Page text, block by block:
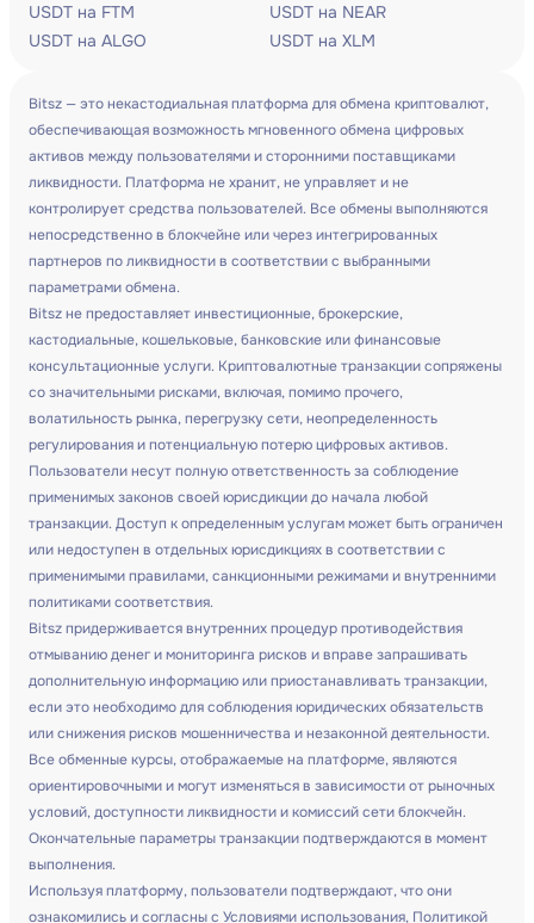
USDT на FTM
USDT на NEAR
USDT на ALGO
USDT на XLM
Bitsz — это некастодиальная платформа для обмена криптовалют,
обеспечивающая возможность мгновенного обмена цифровых
активов между пользователями и сторонними поставщиками
ликвидности. Платформа не хранит, не управляет и не
контролирует средства пользователей. Все обмены выполняются
непосредственно в блокчейне или через интегрированных
партнеров по ликвидности в соответствии с выбранными
параметрами обмена.
Bitsz не предоставляет инвестиционные, брокерские,
кастодиальные, кошельковые, банковские или финансовые
консультационные услуги. Криптовалютные транзакции сопряжены
со значительными рисками, включая, помимо прочего,
волатильность рынка, перегрузку сети, неопределенность
регулирования и потенциальную потерю цифровых активов.
Пользователи несут полную ответственность за соблюдение
применимых законов своей юрисдикции до начала любой
транзакции. Доступ к определенным услугам может быть ограничен
или недоступен в отдельных юрисдикциях в соответствии с
применимыми правилами, санкционными режимами и внутренними
политиками соответствия.
Bitsz придерживается внутренних процедур противодействия
отмыванию денег и мониторинга рисков и вправе запрашивать
дополнительную информацию или приостанавливать транзакции,
если это необходимо для соблюдения юридических обязательств
или снижения рисков мошенничества и незаконной деятельности.
Все обменные курсы, отображаемые на платформе, являются
ориентировочными и могут изменяться в зависимости от рыночных
условий, доступности ликвидности и комиссий сети блокчейн.
Окончательные параметры транзакции подтверждаются в момент
выполнения.
Используя платформу, пользователи подтверждают, что они
ознакомились и согласны с Условиями использования, Политикой